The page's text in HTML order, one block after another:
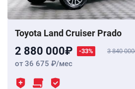
Toyota Land Cruiser Prado
2 880 000 -33% 3 840 000
от 36 675 /мес